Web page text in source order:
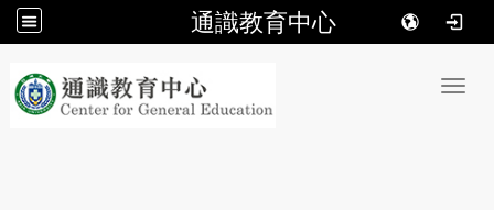
通識教育中心